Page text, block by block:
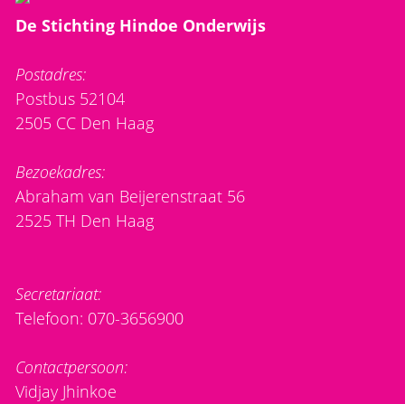
De Stichting Hindoe Onderwijs
Postadres:
Postbus 52104
2505 CC Den Haag
Bezoekadres:
Abraham van Beijerenstraat 56
2525 TH Den Haag
Secretariaat:
Telefoon: 070-3656900
Contactpersoon:
Vidjay Jhinkoe